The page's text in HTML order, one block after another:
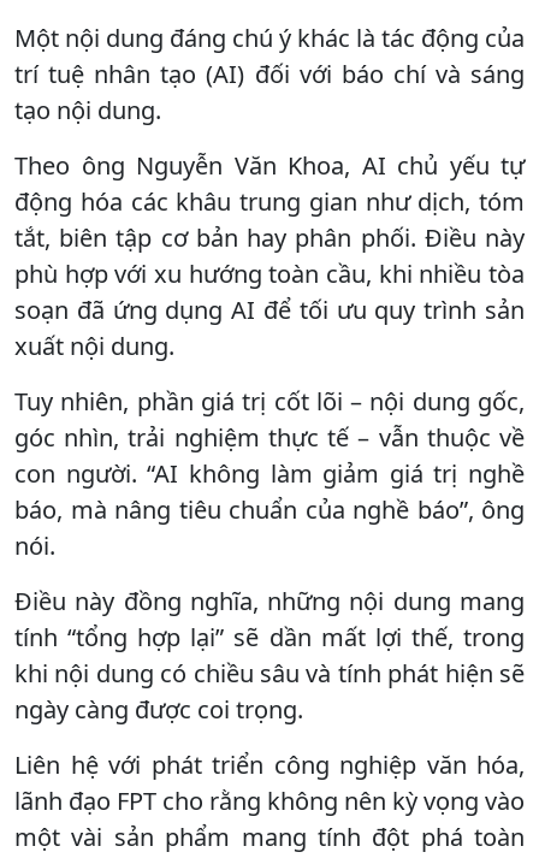
Một nội dung đáng chú ý khác là tác động của
trí tuệ nhân tạo (AI) đối với báo chí và sáng
tạo nội dung.
Theo ông Nguyễn Văn Khoa, AI chủ yếu tự
động hóa các khâu trung gian như dịch, tóm
tắt, biên tập cơ bản hay phân phối. Điều này
phù hợp với xu hướng toàn cầu, khi nhiều tòa
soạn đã ứng dụng AI để tối ưu quy trình sản
xuất nội dung.
Tuy nhiên, phần giá trị cốt lõi – nội dung gốc,
góc nhìn, trải nghiệm thực tế – vẫn thuộc về
con người. “AI không làm giảm giá trị nghề
báo, mà nâng tiêu chuẩn của nghề báo”, ông
nói.
Điều này đồng nghĩa, những nội dung mang
tính “tổng hợp lại” sẽ dần mất lợi thế, trong
khi nội dung có chiều sâu và tính phát hiện sẽ
ngày càng được coi trọng.
Liên hệ với phát triển công nghiệp văn hóa,
lãnh đạo FPT cho rằng không nên kỳ vọng vào
một vài sản phẩm mang tính đột phá toàn